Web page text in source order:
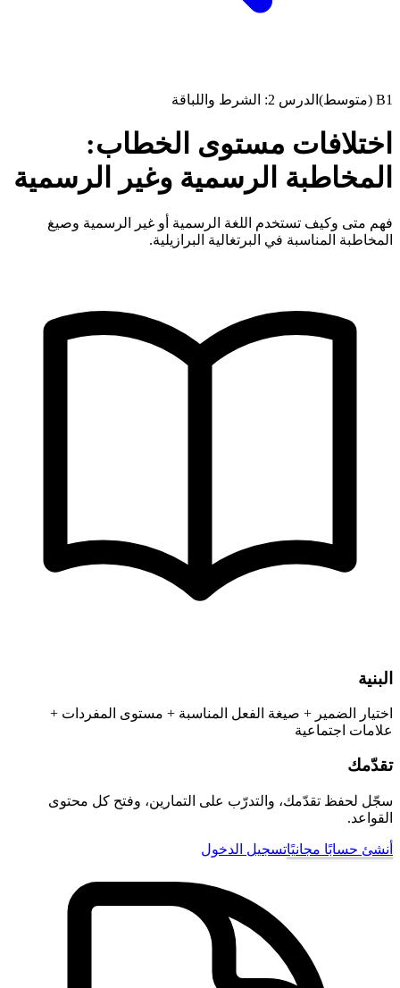
B1 (متوسط) الدرس 2: الشرط واللباقة
اختلافات مستوى الخطاب:
المخاطبة الرسمية وغير الرسمية
فهم متى وكيف تستخدم اللغة الرسمية أو غير الرسمية وصيغ
المخاطبة المناسبة في البرتغالية البرازيلية.
البنية
اختيار الضمير + صيغة الفعل المناسبة + مستوى المفردات +
علامات اجتماعية
تقدّمك
سجّل لحفظ تقدّمك، والتدرّب على التمارين، وفتح كل محتوى
القواعد.
أنشئ حسابًا مجانيًاتسجيل الدخول